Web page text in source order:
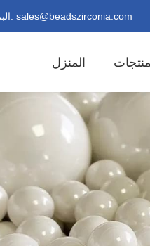
البريد الإلكتروني: sales@beadszirconia.com
المنزل